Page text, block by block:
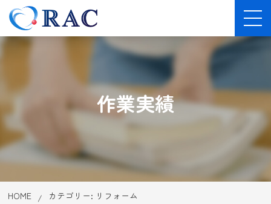
作業実績
HOME カテゴリー: リフォーム